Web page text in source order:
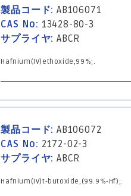
製品コード: AB106071
CAS No: 13428-80-3
サプライヤ: ABCR
Hafnium(IV)ethoxide,99%;.
製品コード: AB106072
CAS No: 2172-02-3
サプライヤ: ABCR
Hafnium(IV)t-butoxide,(99.9%-Hf);.